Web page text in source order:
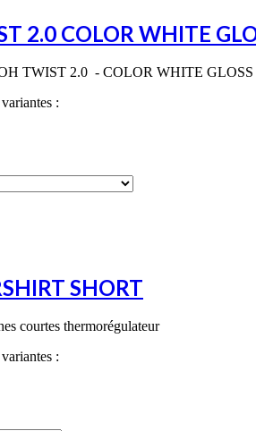
2.0 COLOR WHITE
TWIST 2.0 - COLOR WHITE GLOSS
:
SHORT
courtes thermorégulateur
: